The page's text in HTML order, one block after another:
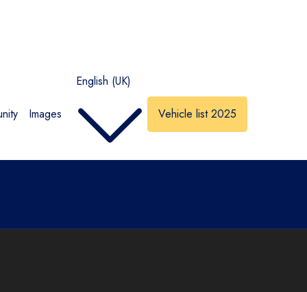
Images
English (UK)
Vehicle list 2025